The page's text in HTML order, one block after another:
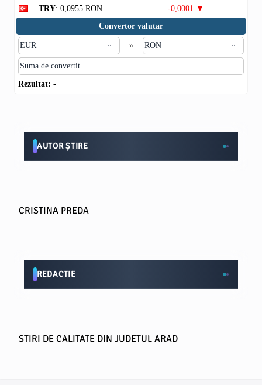
TRY: 0,0955 RON
-0,0001 ▼
Convertor valutar
»
Rezultat: -
AUTOR ȘTIRE
CRISTINA PREDA
REDACTIE
STIRI DE CALITATE DIN JUDETUL ARAD